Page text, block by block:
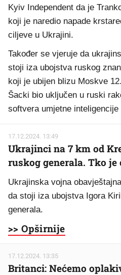
Kyiv Independent da je
koji je naredio napade
ciljeve u Ukrajini.
Također se vjeruje da
stoji iza ubojstva ruskog
koji je ubijen blizu Moskve
Šacki bio uključen u ruski
softvera umjetne inteligencije
17.12.2024. 13:49
Ukrajinci na 7 km od
ruskog generala. Tko je
Ukrajinska vojna
da stoji iza ubojstva Igora
generala.
>> Opširnije
17.12.2024. 13:35
Britanci: Nećemo